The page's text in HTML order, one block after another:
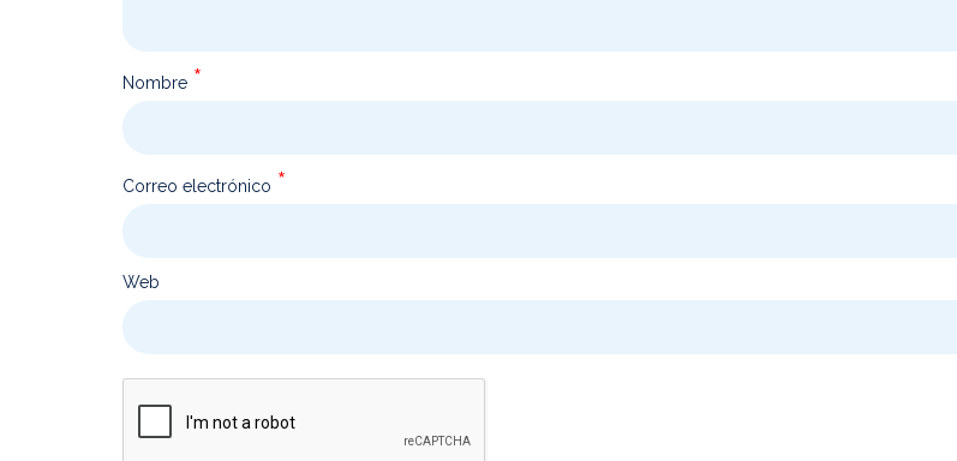
Nombre *
Correo electrónico *
Web